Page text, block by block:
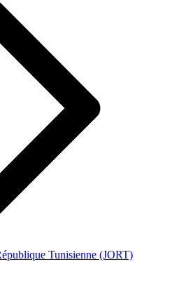
Tunisienne (JORT)